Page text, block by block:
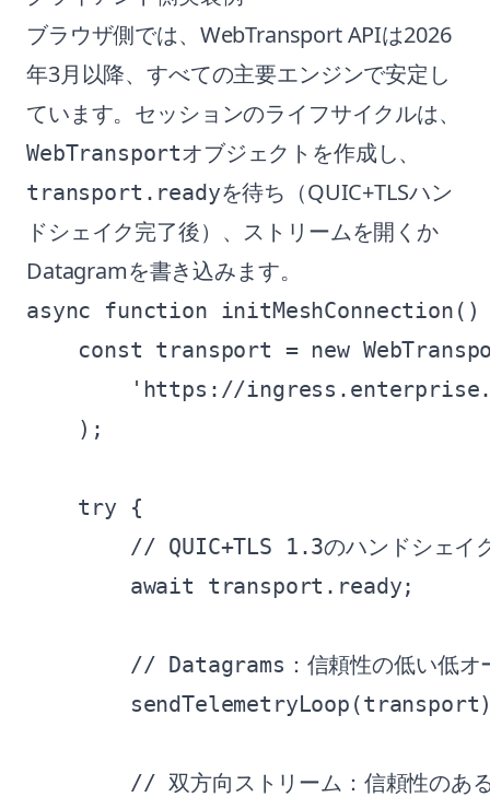
ブラウザ側では、WebTransport APIは2026
年3月以降、すべての主要エンジンで安定し
ています。セッションのライフサイクルは、
WebTransportオブジェクトを作成し、
transport.readyを待ち（QUIC+TLSハン
ドシェイク完了後）、ストリームを開くか
Datagramを書き込みます。
async function
const transport = new
'https://
    );
    try {
// QUIC+TLS 1.3のハンドシェイ
        await transport.ready;
// Datagrams：信頼性の低い低オ
// 双方向ストリーム：信頼性のあ